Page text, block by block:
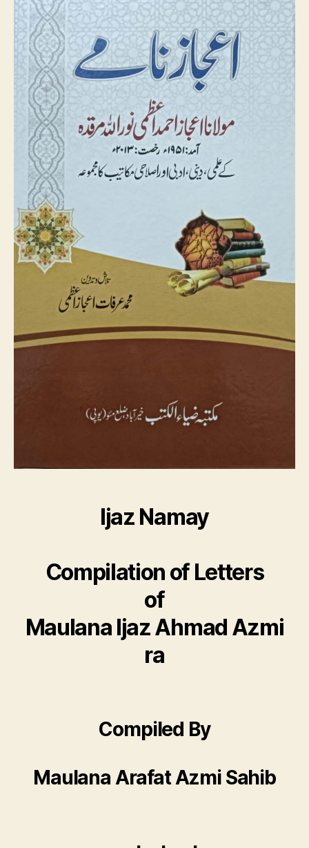
Ijaz Namay
Compilation of Letters
of
Maulana Ijaz Ahmad Azmi
ra
Compiled By
Maulana Arafat Azmi Sahib